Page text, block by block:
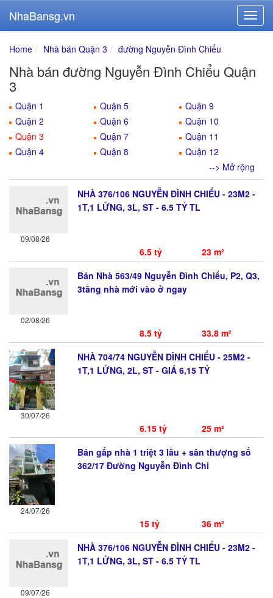
NhaBansg.vn
Home Nhà bán Quận 3 đường Nguyễn Đình Chiểu
Nhà bán đường Nguyễn Đình Chiểu Quận
3
Quận 1
Quận 2
Quận 3
Quận 4
Quận 5
Quận 6
Quận 7
Quận 8
Quận 9
Quận 10
Quận 11
Quận 12
--> Mở rộng
09/08/26
NHÀ 376/106 NGUYỄN ĐÌNH CHIỂU - 23M2 -
1T,1 LỬNG, 3L, ST - 6.5 TỶ TL
6.5 tỷ 23 m²
02/08/26
Bán Nhà 563/49 Nguyễn Đình Chiểu, P2, Q3,
3tầng nhà mới vào ở ngay
8.5 tỷ 33.8 m²
30/07/26
NHÀ 704/74 NGUYỄN ĐÌNH CHIỂU - 25M2 -
1T,1 LỬNG, 2L, ST - GIÁ 6,15 TỶ
6.15 tỷ 25 m²
24/07/26
Bán gấp nhà 1 triệt 3 lầu + sân thượng số
362/17 Đường Nguyễn Đình Chi
15 tỷ 36 m²
09/07/26
NHÀ 376/106 NGUYỄN ĐÌNH CHIỂU - 23M2 -
1T,1 LỬNG, 3L, ST - 6.5 TỶ TL